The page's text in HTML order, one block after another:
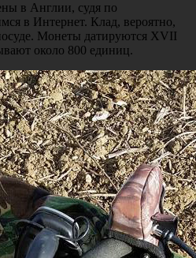
в Англии, судя по
в Интернет. Клад, вероятно,
Монеты датируются XVII
около 800 единиц.